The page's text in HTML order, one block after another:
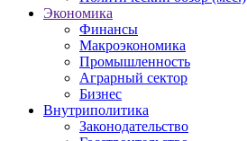
Экономика
Финансы
Макроэкономика
Промышленность
Аграрный сектор
Бизнес
Внутриполитика
Законодательство